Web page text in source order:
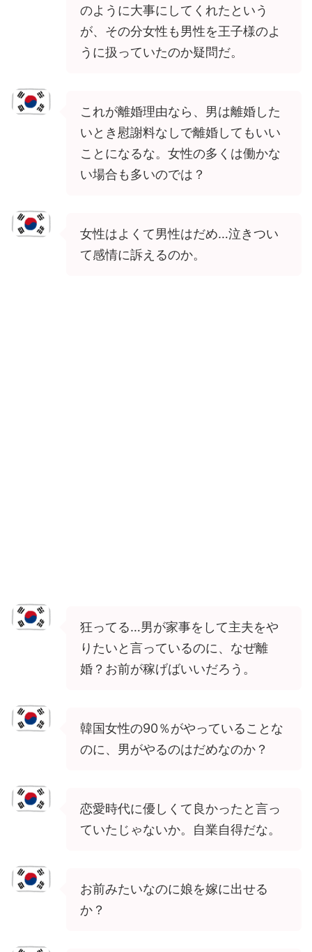
のように大事にしてくれたという
が、その分女性も男性を王子様のよ
うに扱っていたのか疑問だ。
これが離婚理由なら、男は離婚した
いとき慰謝料なしで離婚してもいい
ことになるな。女性の多くは働かな
い場合も多いのでは？
女性はよくて男性はだめ…泣きつい
て感情に訴えるのか。
狂ってる…男が家事をして主夫をや
りたいと言っているのに、なぜ離
婚？お前が稼げばいいだろう。
韓国女性の90％がやっていることな
のに、男がやるのはだめなのか？
恋愛時代に優しくて良かったと言っ
ていたじゃないか。自業自得だな。
お前みたいなのに娘を嫁に出せる
か？